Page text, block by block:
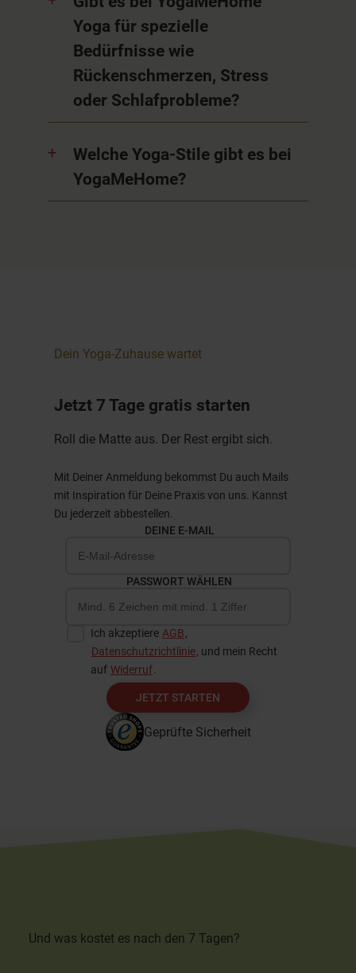
Yoga für spezielle
Bedürfnisse wie
Rückenschmerzen, Stress
oder Schlafprobleme?
Welche Yoga-Stile gibt es bei
YogaMeHome?
Dein Yoga-Zuhause wartet
Jetzt 7 Tage gratis starten
Roll die Matte aus. Der Rest ergibt sich.
Mit Deiner Anmeldung bekommst Du auch Mails
mit Inspiration für Deine Praxis von uns. Kannst
Du jederzeit abbestellen.
DEINE E-MAIL
PASSWORT WÄHLEN
Ich akzeptiere AGB,
Datenschutzrichtlinie, und mein Recht
auf Widerruf
JETZT STARTEN
Geprüfte Sicherheit
Und was kostet es nach den 7 Tagen?